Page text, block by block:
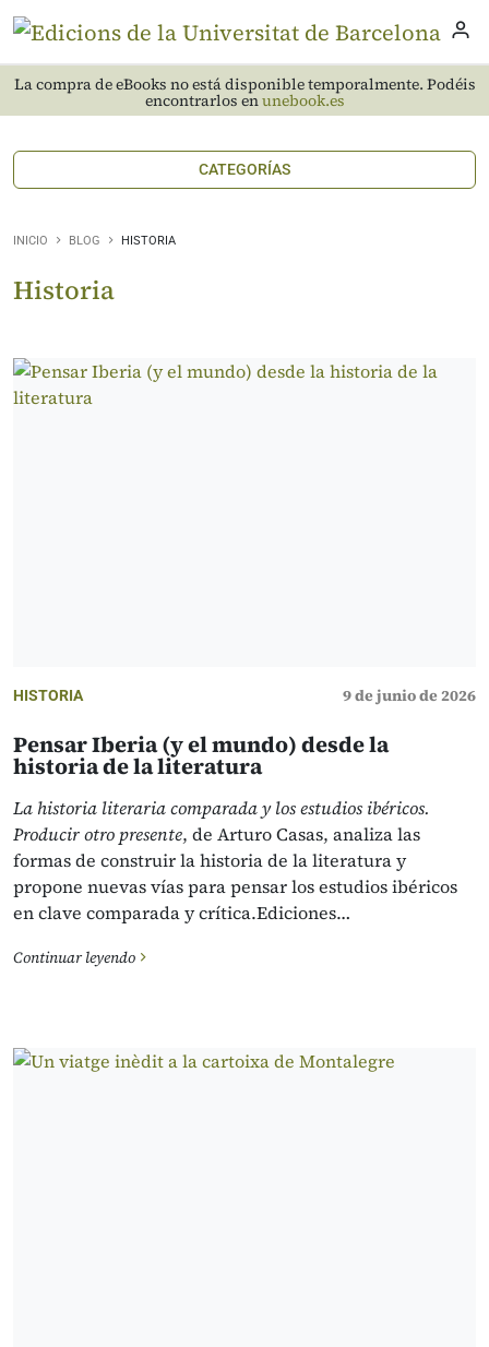
La compra de eBooks no está disponible temporalmente. Podéis
encontrarlos enunebook.es
CATEGORÍAS
INICIO BLOG HISTORIA
Historia
HISTORIA 9 de junio de 2026
Pensar Iberia (y el mundo) desde la
historia de la literatura
La historia literaria comparada y los estudios ibéricos.
Producir otro presente, de Arturo Casas, analiza las
formas de construir la historia de la literatura y
propone nuevas vías para pensar los estudios ibéricos
en clave comparada y crítica.Ediciones…
Continuar leyendo